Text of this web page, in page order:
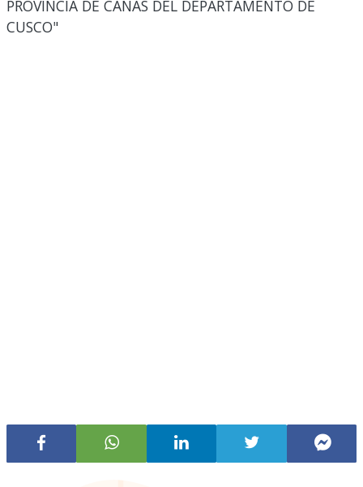
PROVINCIA DE CANAS DEL DEPARTAMENTO DE
CUSCO"